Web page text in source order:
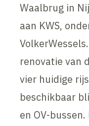
Waalbrug in
aan KWS,
renovatie van
vier huidige
beschikbaar
en OV-